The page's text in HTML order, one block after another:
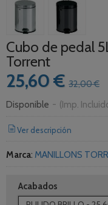
Cubo de pedal
Torrent
25,60 € 32,00 €
Disponible - (Imp.
Ver descripción
Marca: MANILLONS
Acabados